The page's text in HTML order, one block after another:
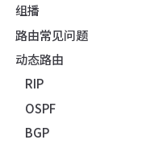
组播
路由常见问题
动态路由
RIP
OSPF
BGP